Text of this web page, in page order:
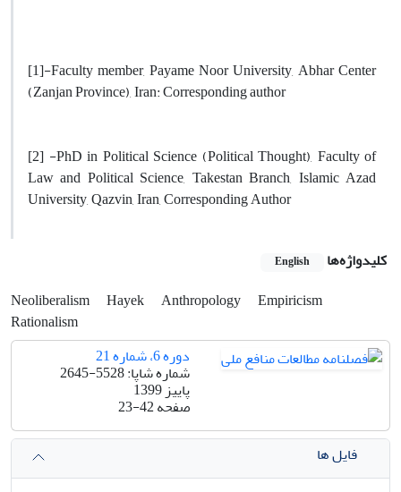
[1]-Faculty member, Payame Noor University, Abhar Center
(Zanjan Province), Iran: Corresponding author
[2] -PhD in Political Science (Political Thought), Faculty of
Law and Political Science, Takestan Branch, Islamic Azad
University, Qazvin, Iran, Corresponding Author
کلیدواژه‌ها English
Neoliberalism Hayek Anthropology
Empiricism
Rationalism
دوره 6، شماره 21
شماره شاپا: 5528-2645
پاییز 1399
صفحه23-42
فایل ها